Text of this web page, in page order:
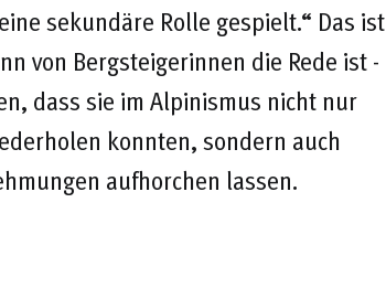
sekundäre Rolle gespielt.“ Das ist
von Bergsteigerinnen die Rede ist -
dass sie im Alpinismus nicht nur
konnten, sondern auch
aufhorchen lassen.